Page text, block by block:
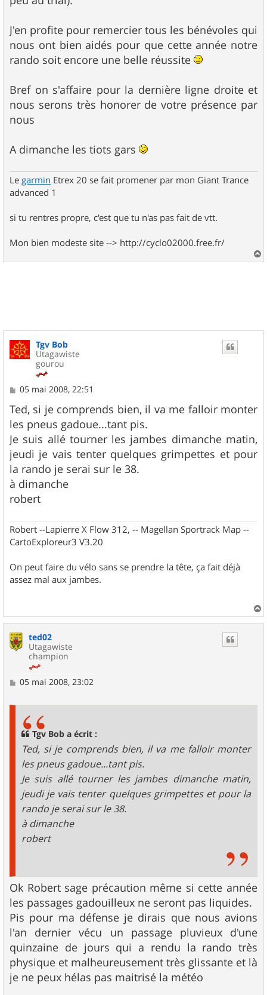
J'en profite pour remercier tous les bénévoles qui
nous ont bien aidés pour que cette année notre
rando soit encore une belle réussite
Bref on s'affaire pour la dernière ligne droite et
nous serons très honorer de votre présence par
nous
A dimanche les tiots gars
Le garmin Etrex 20 se fait promener par mon Giant Trance
advanced 1
si tu rentres propre, c'est que tu n'as pas fait de vtt.
Mon bien modeste site --> http://cyclo02000.free.fr/
a
Tgv Bob
Utagawiste
gourou
M
s
s
a
g
e
05 mai 2008, 22:51
Ted, si je comprends bien, il va me falloir monter
les pneus gadoue...tant pis.
Je suis allé tourner les jambes dimanche matin,
jeudi je vais tenter quelques grimpettes et pour
la rando je serai sur le 38.
à dimanche
robert
Robert --Lapierre X Flow 312, -- Magellan Sportrack Map --
CartoExploreur3 V3.20
On peut faire du vélo sans se prendre la tête, ça fait déjà
assez mal aux jambes.
a
ted02
Utagawiste
champion
M
05 mai 2008, 23:02
Tgv Bob a écrit :
Ted, si je comprends bien, il va me falloir monter
les pneus gadoue...tant pis.
Je suis allé tourner les jambes dimanche matin,
jeudi je vais tenter quelques grimpettes et pour la
rando je serai sur le 38.
à dimanche
robert
Ok Robert sage précaution même si cette année
les passages gadouilleux ne seront pas liquides.
Pis pour ma défense je dirais que nous avions
l'an dernier vécu un passage pluvieux d'une
quinzaine de jours qui a rendu la rando très
physique et malheureusement très glissante et là
je ne peux hélas pas maitrisé la météo